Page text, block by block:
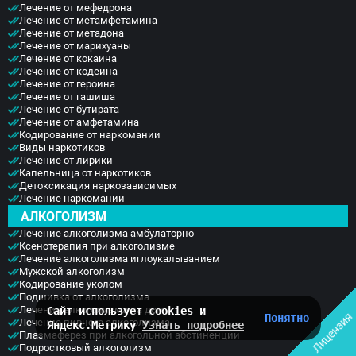
и других наркотиков предлагает наша клиника.
достигает сильнейшей эйфории, при которой уже
не может остановиться без помощи специалистов.
Сайт использует cookies и
Яндекс.МетрикуУзнать подробнее
ПонятноЛицензия
Лечение от мефедрона
Лечение от метамфетамина
Лечение от метадона
Лечение от марихуаны
Лечение от кокаина
Лечение от кодеина
Лечение от героина
Лечение от гашиша
Лечение от бутирата
Лечение от амфетамина
Кодирование от наркомании
Виды наркотиков
Лечение от лирики
Капельница от наркотиков
Детоксикация наркозависимых
Лечение наркомании
АЛКОГОЛИЗМ
Лечение алкоголизма амбулаторно
Ксенотерапия при алкоголизме
Лечение алкоголизма иглоукалыванием
Мужской алкоголизм
Кодирование уколом
Подшивка от алкоголизма
Лечение алкоголизма на дому
Лечение пивного алкоголизма
Плазмаферез при алкогольной абстиненции
Подростковый алкоголизм